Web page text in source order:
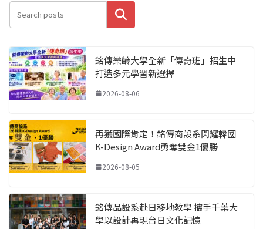
搜尋
銘傳樂齡大學全新「傳奇班」招生中
打造多元學習新選擇
2026-08-06
再獲國際肯定！銘傳商設系閃耀韓國
K-Design Award勇奪雙金1優勝
2026-08-05
銘傳品設系赴日移地教學 攜手千葉大
學以設計再現台日文化記憶